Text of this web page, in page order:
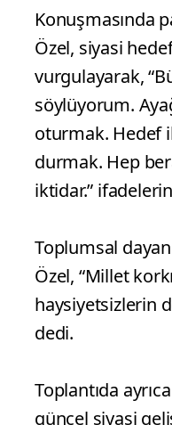
Konuşmasında
Özel, siyasi
vurgulayarak,
söylüyorum.
oturmak. Hedef
durmak. Hep
iktidar.”
Toplumsal
Özel, “Millet
haysiyetsizlerin
dedi.
Toplantıda
güncel siyasi